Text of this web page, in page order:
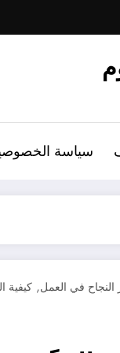
سياسة
النجاح في العمل, كيفية